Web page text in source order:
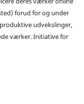
forud for og under
udvekslinger,
værker. Initiative for